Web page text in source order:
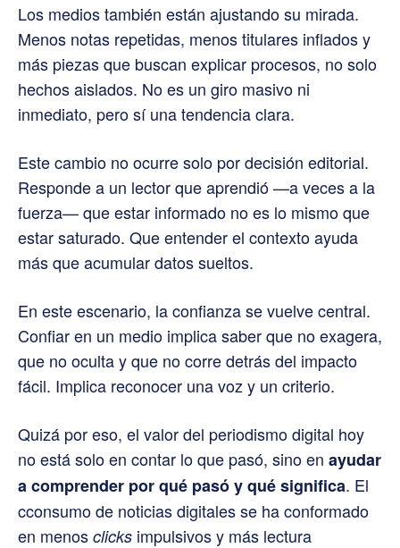
Los medios también están ajustando su mirada.
Menos notas repetidas, menos titulares inflados y
más piezas que buscan explicar procesos, no solo
hechos aislados. No es un giro masivo ni
inmediato, pero sí una tendencia clara.
Este cambio no ocurre solo por decisión editorial.
Responde a un lector que aprendió —a veces a la
fuerza— que estar informado no es lo mismo que
estar saturado. Que entender el contexto ayuda
más que acumular datos sueltos.
En este escenario, la confianza se vuelve central.
Confiar en un medio implica saber que no exagera,
que no oculta y que no corre detrás del impacto
fácil. Implica reconocer una voz y un criterio.
Quizá por eso, el valor del periodismo digital hoy
no está solo en contar lo que pasó, sino en ayudar
a comprender por qué pasó y qué significa. El
cconsumo de noticias digitales se ha conformado
en menos clicks impulsivos y más lectura